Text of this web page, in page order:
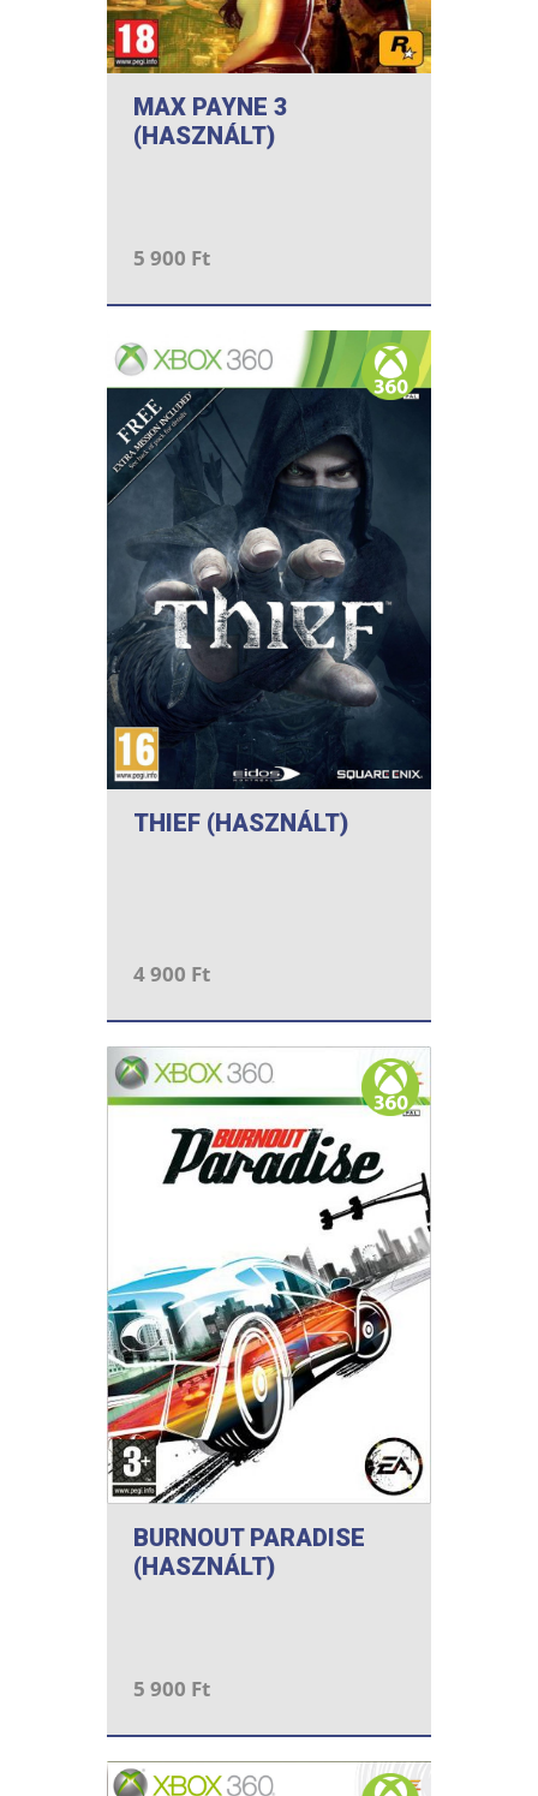
MAX PAYNE 3
(HASZNÁLT)
5 900 Ft
THIEF (HASZNÁLT)
4 900 Ft
BURNOUT PARADISE
(HASZNÁLT)
5 900 Ft